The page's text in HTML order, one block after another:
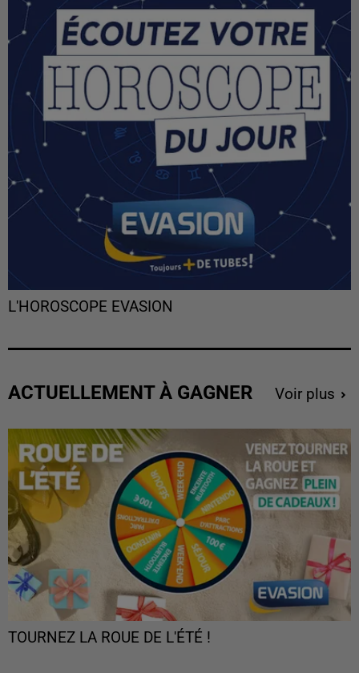
L'HOROSCOPE EVASION
ACTUELLEMENT À GAGNER Voir plus
TOURNEZ LA ROUE DE L'ÉTÉ !